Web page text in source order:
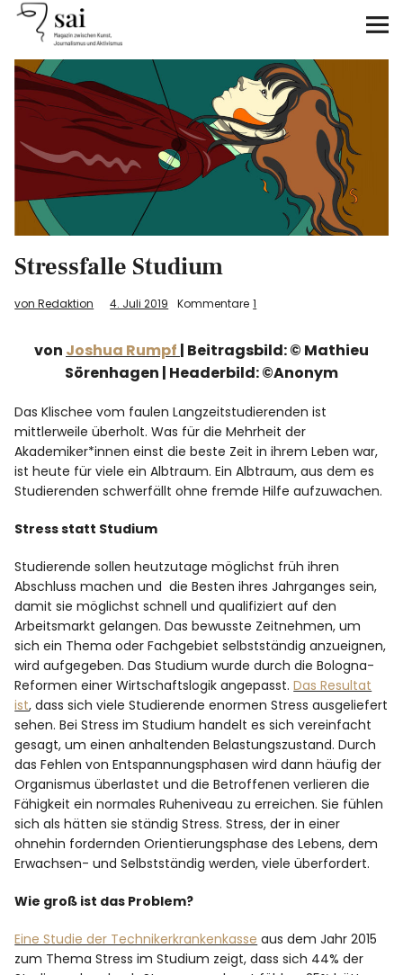
sai
Unterstützen
Klimagerechtigkeit
Antirassismus
Feminismen
Kunst&Literatur
Über uns
FacebookInstagram
Info
Stressfalle Studium
von Redaktion 4. Juli 2019 Kommentare 1
von Joshua Rumpf | Beitragsbild: © Mathieu
Sörenhagen | Headerbild: ©Anonym
Das Klischee vom faulen Langzeitstudierenden ist
mittlerweile überholt. Was für die Mehrheit der
Akademiker*innen einst die beste Zeit in ihrem Leben war,
ist heute für viele ein Albtraum. Ein Albtraum, aus dem es
Studierenden schwerfällt ohne fremde Hilfe aufzuwachen.
Stress statt Studium
Studierende sollen heutzutage möglichst früh ihren
Abschluss machen und die Besten ihres Jahrganges sein,
damit sie möglichst schnell und qualifiziert auf den
Arbeitsmarkt gelangen. Das bewusste Zeitnehmen, um
sich ein Thema oder Fachgebiet selbstständig anzueignen,
wird aufgegeben. Das Studium wurde durch die Bologna-
Reformen einer Wirtschaftslogik angepasst.Das Resultat
ist, dass sich viele Studierende enormen Stress ausgeliefert
sehen. Bei Stress im Studium handelt es sich vereinfacht
gesagt, um einen anhaltenden Belastungszustand. Durch
das Fehlen von Entspannungsphasen wird dann häufig der
Organismus überlastet und die Betroffenen verlieren die
Fähigkeit ein normales Ruheniveau zu erreichen. Sie fühlen
sich als hätten sie ständig Stress. Stress, der in einer
ohnehin fordernden Orientierungsphase des Lebens, dem
Erwachsen- und Selbstständig werden, viele überfordert.
Wie groß ist das Problem?
Eine Studie der Technikerkrankenkasse aus dem Jahr 2015
zum Thema Stress im Studium zeigt, dass sich 44% der